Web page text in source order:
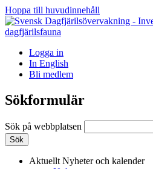
Hoppa till huvudinnehåll
Logga in
In English
Bli medlem
Sökformulär
Sök på webbplatsen
Aktuellt Nyheter och kalender